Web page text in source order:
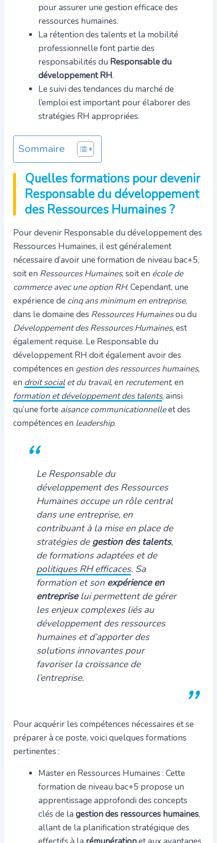
pour assurer une gestion efficace des
ressources humaines.
La rétention des talents et la mobilité
professionnelle font partie des
responsabilités du Responsable du
développement RH.
Le suivi des tendances du marché de
l’emploi est important pour élaborer des
stratégies RH appropriées.
Sommaire
Quelles formations pour devenir
Responsable du développement
des Ressources Humaines ?
Pour devenir Responsable du développement des
Ressources Humaines, il est généralement
nécessaire d’avoir une formation de niveau bac+5,
soit en Ressources Humaines, soit en école de
commerce avec une option RH. Cependant, une
expérience de cinq ans minimum en entreprise,
dans le domaine des Ressources Humainesou du
Développement des Ressources Humaines, est
également requise. Le Responsable du
développement RH doit également avoir des
compétences en gestion des ressources humaines,
en droit socialet du travail, en recrutement, en
formation etdéveloppement des talents, ainsi
qu’une forte aisance communicationnelleet des
compétences en leadership.
Le Responsable du
développement des Ressources
Humaines occupe un rôle central
dans une entreprise, en
contribuant à la mise en place de
stratégies degestion des talents,
de formations adaptées et de
politiques RH efficaces. Sa
formation et son expérience en
entrepriselui permettent de gérer
les enjeux complexes liés au
développement des ressources
humaines et d’apporter des
solutions innovantes pour
favoriser la croissance de
l’entreprise.
Pour acquérir les compétences nécessaires et se
préparer à ce poste, voici quelques formations
pertinentes :
Master en Ressources Humaines : Cette
formation de niveau bac+5 propose un
apprentissage approfondi des concepts
clés de la gestion des ressources humaines,
allant de la planification stratégique des